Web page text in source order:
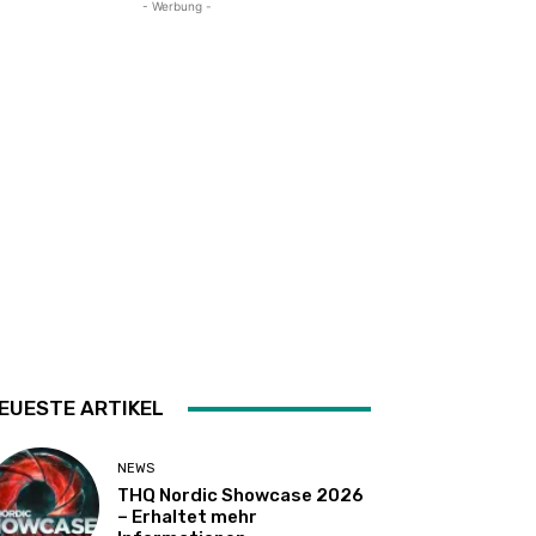
- Werbung -
ARTIKEL
NEWS
THQ Nordic Showcase 2026
– Erhaltet mehr